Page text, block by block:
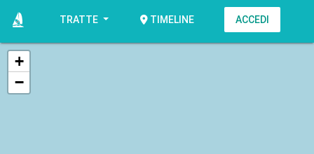
TRATTE TIMELINE ACCEDI
+
−